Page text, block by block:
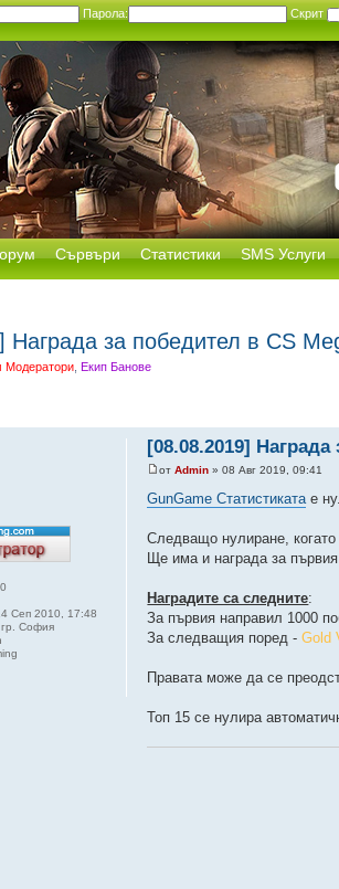
Парола: Скрит
Сървъри Статистики SMS Услуги
Награда за победител в CS
Модератори Екип Банове
[08.08.2019]
отAdmin » 08 Авг 2019, 09:41
GunGame Статистиката е
Следващо нулиране, когато
Ще има и награда за
Наградите са следните:
За първия направил 1000
За следващия поред -Gold
Правата може да се
Топ 15 се нулира
0
Сеп 2010, 17:48
гр. София